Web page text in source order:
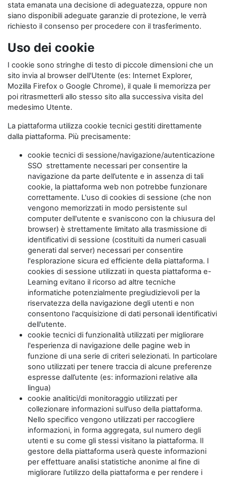
stata emanata una decisione di adeguatezza, oppure non
siano disponibili adeguate garanzie di protezione, le verrà
richiesto il consenso per procedere con il trasferimento.
Uso dei cookie
I cookie sono stringhe di testo di piccole dimensioni che un
sito invia al browser dell'Utente (es: Internet Explorer,
Mozilla Firefox o Google Chrome), il quale li memorizza per
poi ritrasmetterli allo stesso sito alla successiva visita del
medesimo Utente.
La piattaforma utilizza cookie tecnici gestiti direttamente
dalla piattaforma. Più precisamente:
cookie tecnici di sessione/navigazione/autenticazione
SSO strettamente necessari per consentire la
navigazione da parte dell’utente e in assenza di tali
cookie, la piattaforma web non potrebbe funzionare
correttamente. L'uso di cookies di sessione (che non
vengono memorizzati in modo persistente sul
computer dell'utente e svaniscono con la chiusura del
browser) è strettamente limitato alla trasmissione di
identificativi di sessione (costituiti da numeri casuali
generati dal server) necessari per consentire
l'esplorazione sicura ed efficiente della piattaforma. I
cookies di sessione utilizzati in questa piattaforma e-
Learning evitano il ricorso ad altre tecniche
informatiche potenzialmente pregiudizievoli per la
riservatezza della navigazione degli utenti e non
consentono l'acquisizione di dati personali identificativi
dell'utente.
cookie tecnici di funzionalità utilizzati per migliorare
l'esperienza di navigazione delle pagine web in
funzione di una serie di criteri selezionati. In particolare
sono utilizzati per tenere traccia di alcune preferenze
espresse dall’utente (es: informazioni relative alla
lingua)
cookie analitici/di monitoraggio utilizzati per
collezionare informazioni sull’uso della piattaforma.
Nello specifico vengono utilizzati per raccogliere
informazioni, in forma aggregata, sul numero degli
utenti e su come gli stessi visitano la piattaforma. Il
gestore della piattaforma userà queste informazioni
per effettuare analisi statistiche anonime al fine di
migliorare l’utilizzo della piattaforma e per rendere i